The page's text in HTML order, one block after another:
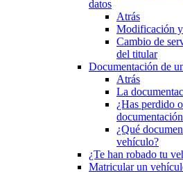
datos
Atrás
Modificación
Cambio de
del titular
Documentación de
Atrás
La
¿Has perdido
¿Qué
vehículo?
¿Te han robado tu
Matricular un